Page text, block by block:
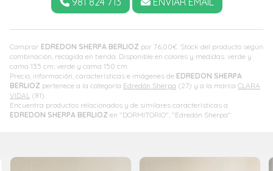
Comprar EDREDON SHERPA BERLIOZ por 76,00€ . Stock del producto según
combinación, recogida en tienda. Disponible en colores y medidas: verde y
cama 135 cm; verde y cama 150 cm.
Precio, información, características e imágenes de EDREDON SHERPA
BERLIOZ pertenece a la categoría Edredón Sherpa (27) y a la marca CLARA
VIDAL (81).
Encuentra productos relacionados y de similares características a
EDREDON SHERPA BERLIOZ en "DORMITORIO", "Edredón Sherpa".